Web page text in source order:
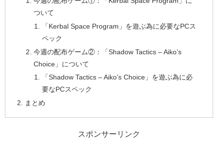
ついて
「Kerbal Space Program」を遊ぶ為に必要なPCス
ペック
今週の配布ゲーム②：「Shadow Tactics – Aiko’s
Choice」について
「Shadow Tactics – Aiko’s Choice」を遊ぶ為に必
要なPCスペック
まとめ
スポンサーリンク